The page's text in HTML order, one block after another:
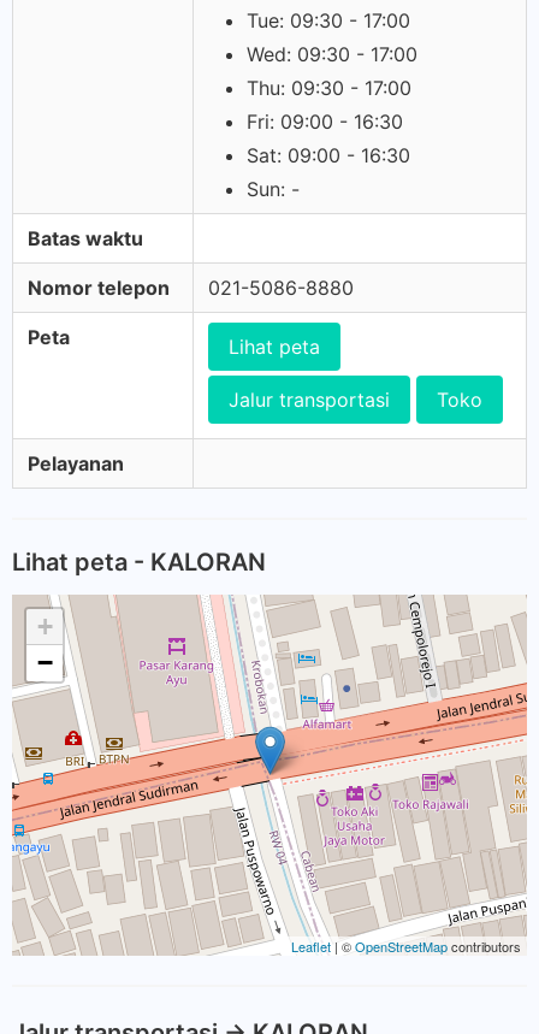
Tue: 09:30 - 17:00
Wed: 09:30 - 17:00
Thu: 09:30 - 17:00
Fri: 09:00 - 16:30
Sat: 09:00 - 16:30
Sun: -
Batas waktu
Nomor telepon 021-5086-8880
Peta Lihat peta
Jalur transportasi Toko
Pelayanan
Lihat peta - KALORAN
+
−
Leaflet | ©OpenStreetMapcontributors